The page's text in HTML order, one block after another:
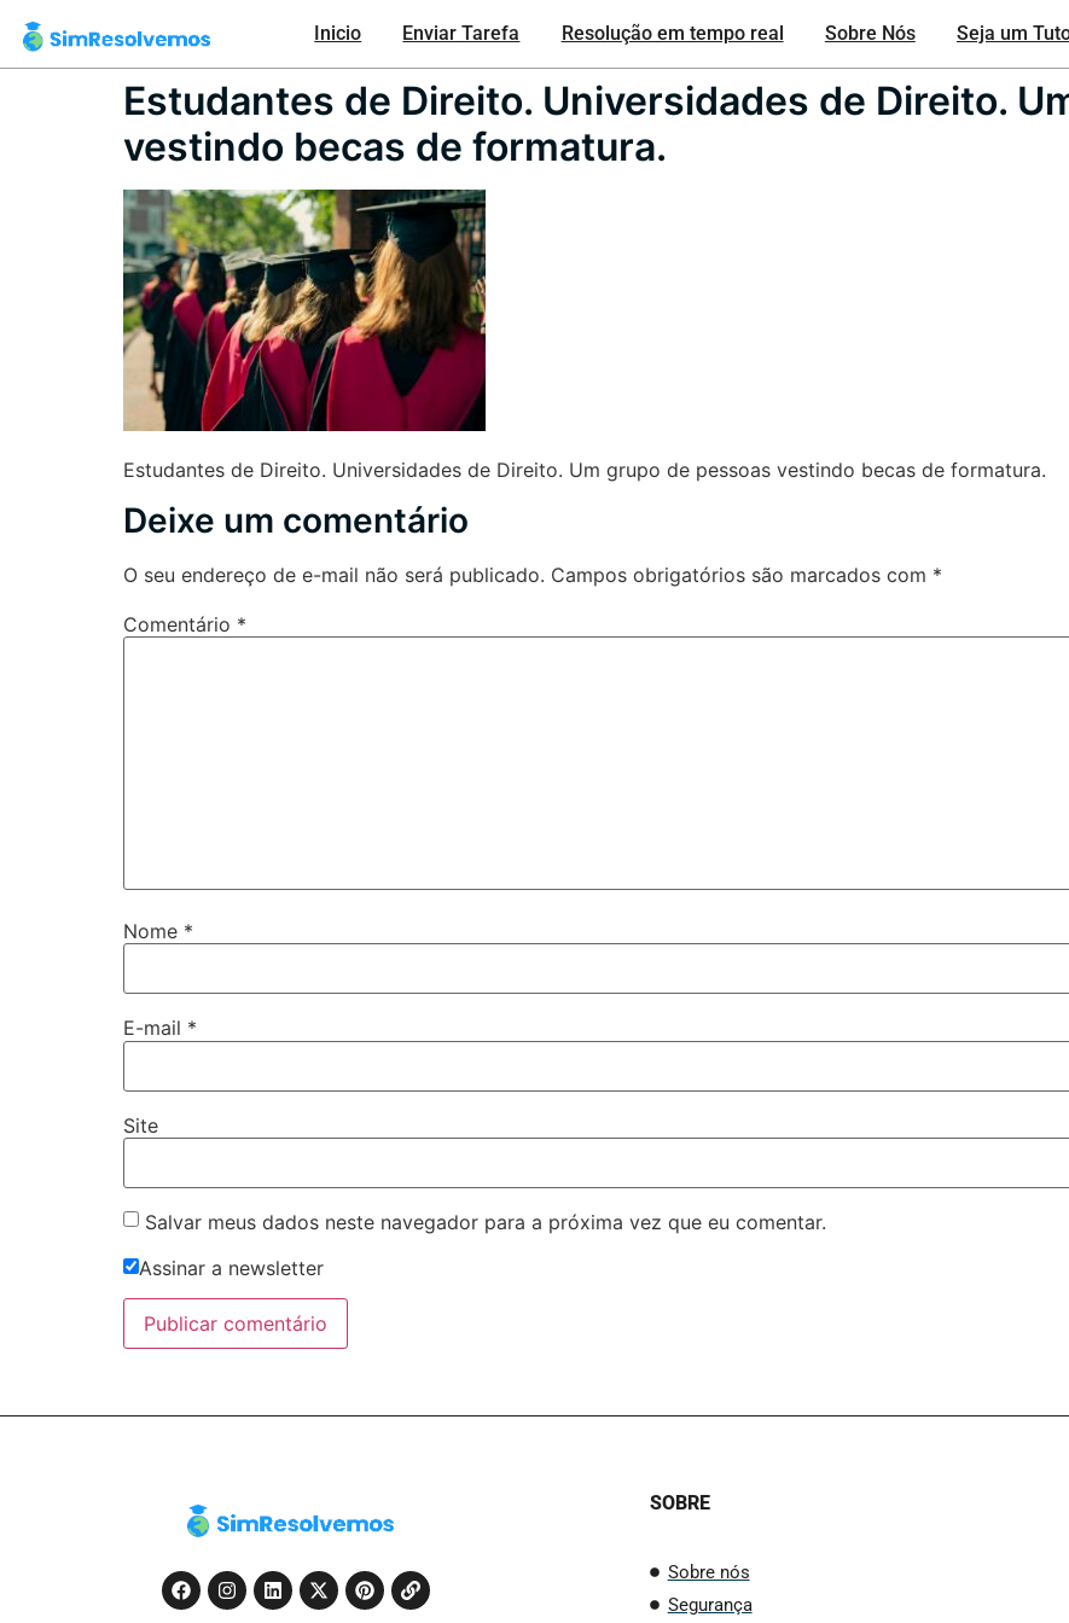
Inicio Enviar Tarefa Resolução em tempo real Sobre Nós Seja um
Estudantes de Direito. Universidades de Direito.
vestindo becas de formatura.
Estudantes de Direito. Universidades de Direito. Um grupo de pessoas vestindo becas de formatura.
Deixe um comentário
O seu endereço de e-mail não será publicado. Campos obrigatórios são marcados com *
Comentário *
Nome *
E-mail *
Site
Salvar meus dados neste navegador para a próxima vez que eu comentar.
Assinar a newsletter
SOBRE
Sobre nós
Segurança